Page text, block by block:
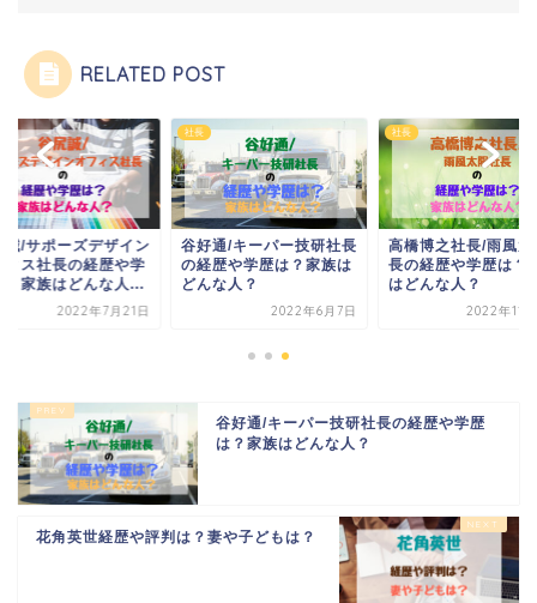
RELATED POST
誠/サポーズデザイン
ィス社長の経歴や学
？家族はどんな人...
2022年7月21日
社長
谷好通/キーパー技研社長
の経歴や学歴は？家族は
どんな人？
2022年6月7日
社長
高橋博之社長/雨風太
長の経歴や学歴は？
はどんな人？
2022年11
谷好通/キーパー技研社長の経歴や学歴
は？家族はどんな人？
花角英世経歴や評判は？妻や子どもは？